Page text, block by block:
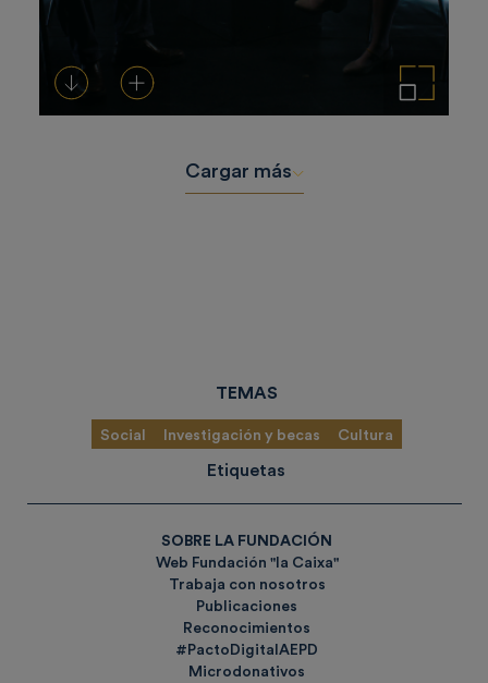
DescargarAñadir al carrito Ampliar imagen
Cargar más
TEMAS
Social Investigación y becas Cultura
Etiquetas
SOBRE LA FUNDACIÓN
Web Fundación "la Caixa"
Trabaja con nosotros
Publicaciones
Reconocimientos
#PactoDigitalAEPD
Microdonativos